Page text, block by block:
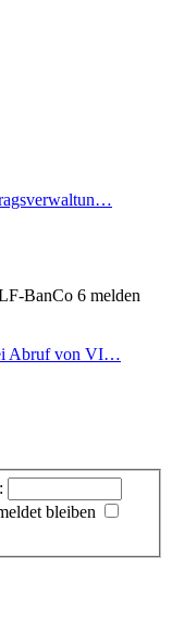
BanCo 6 melden
Abruf von VI…
bleiben